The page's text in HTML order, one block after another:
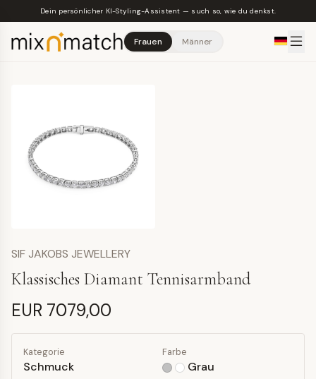
Skip to main content
Dein persönlicher KI-Styling-Assistent — such so, wie du denkst.
Frauen Männer
SIF JAKOBS JEWELLERY
Klassisches Diamant Tennisarmband
EUR 7079,00
Kategorie
Schmuck
Farbe
Grau